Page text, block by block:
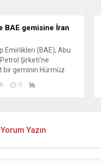
BAE gemisine İran
Emirlikleri (BAE), Abu
Şirketi'ne
bir geminin Hürmüz
açıkladı.
0
Yazın